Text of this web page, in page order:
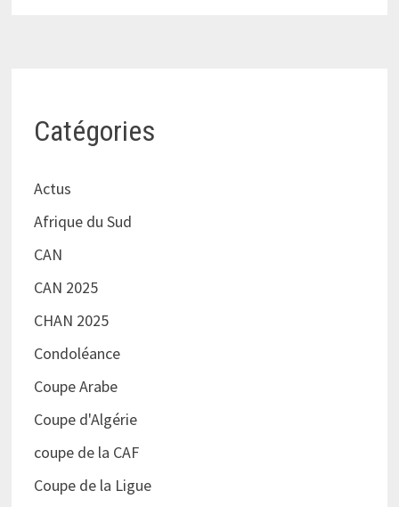
Catégories
Actus
Afrique du Sud
CAN
CAN 2025
CHAN 2025
Condoléance
Coupe Arabe
Coupe d'Algérie
coupe de la CAF
Coupe de la Ligue